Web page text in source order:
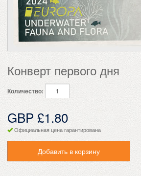
Конверт первого дня
Количество:
GBP £1.80
Официальная цена гарантирована
Добавить в корзину